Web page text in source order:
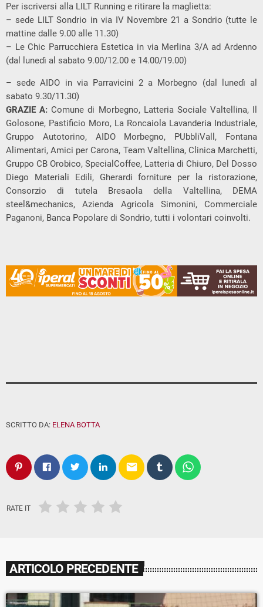
Per iscriversi alla LILT Running e ritirare la maglietta:
– sede LILT Sondrio in via IV Novembre 21 a Sondrio (tutte le
mattine dalle 9.00 alle 11.30)
– Le Chic Parrucchiera Estetica in via Merlina 3/A ad Ardenno
(dal lunedì al sabato 9.00/12.00 e 14.00/19.00)
– sede AIDO in via Parravicini 2 a Morbegno (dal lunedì al
sabato 9.30/11.30)
GRAZIE A: Comune di Morbegno, Latteria Sociale Valtellina, Il
Golosone, Pastificio Moro, La Roncaiola Lavanderia Industriale,
Gruppo Autotorino, AIDO Morbegno, PUbbliVall, Fontana
Alimentari, Amici per Carona, Team Valtellina, Clinica Marchetti,
Gruppo CB Orobico, SpecialCoffee, Latteria di Chiuro, Del Dosso
Diego Materiali Edili, Gherardi forniture per la ristorazione,
Consorzio di tutela Bresaola della Valtellina, DEMA
steel&mechanics, Azienda Agricola Simonini, Commerciale
Paganoni, Banca Popolare di Sondrio, tutti i volontari coinvolti.
SCRITTO DA: ELENA BOTTA
email
RATE IT
ARTICOLO PRECEDENTE